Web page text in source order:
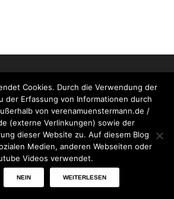
Cookies. Durch die Verwendung der
der Erfassung von Informationen durch
von verenamuenstermann.de /
(externe Verlinkungen) sowie der
dieser Website zu. Auf diesem Blog
Medien, anderen Webseiten oder
Videos verwendet.
NEIN WEITERLESEN